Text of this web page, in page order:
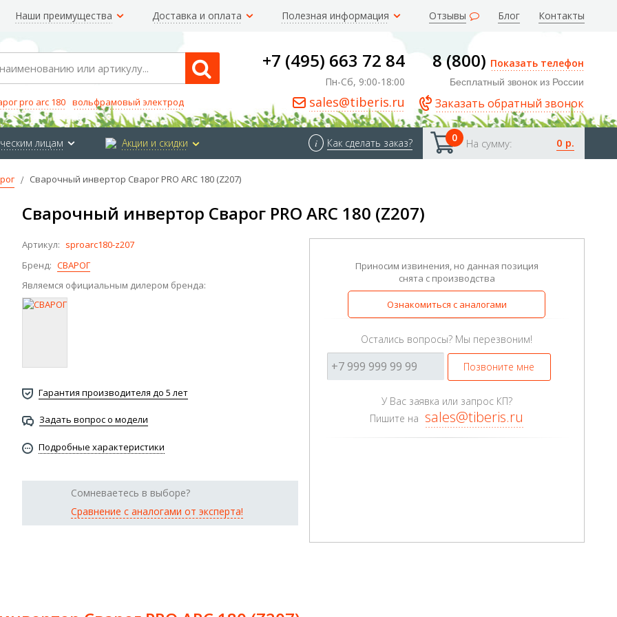
Наши преимущества Доставка и оплата Полезная информация Отзывы Блог Контакты
pro arc 180 вольфрамовый электрод
+7 (495) 663 72 84
Пн-Сб, 9:00-18:00
sales@tiberis.ru
8 (800) Показать телефон
Бесплатный звонок из России
Заказать обратный звонок
лицам Акции и скидки 0 На сумму: 0 р.
i Как сделать заказ?
Сварочный инвертор Сварог PRO ARC 180 (Z207)
Сварочный инвертор Сварог PRO ARC 180 (Z207)
Артикул: sproarc180-z207
Бренд: СВАРОГ
Являемся официальным дилером бренда:
Гарантия производителя до 5 лет
Задать вопрос о модели
Подробные характеристики
Сомневаетесь в выборе?
Сравнение с аналогами от эксперта!
Приносим извинения, но данная позиция
снята с производства
Ознакомиться с аналогами
Остались вопросы? Мы перезвоним!
Позвоните мне
У Вас заявка или запрос КП?
Пишите на sales@tiberis.ru